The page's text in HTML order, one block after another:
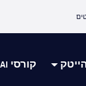
קורסי AI